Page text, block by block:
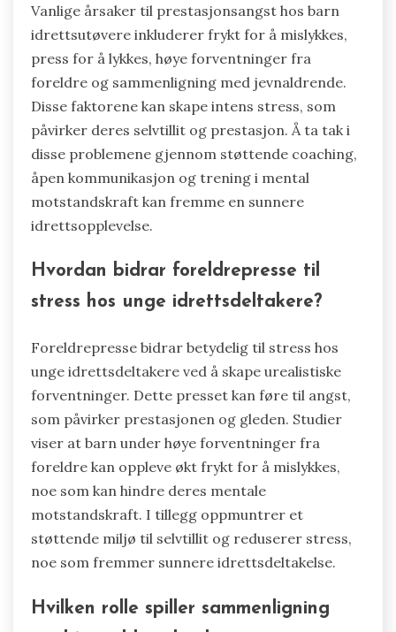
Vanlige årsaker til prestasjonsangst hos barn
idrettsutøvere inkluderer frykt for å mislykkes,
press for å lykkes, høye forventninger fra
foreldre og sammenligning med jevnaldrende.
Disse faktorene kan skape intens stress, som
påvirker deres selvtillit og prestasjon. Å ta tak i
disse problemene gjennom støttende coaching,
åpen kommunikasjon og trening i mental
motstandskraft kan fremme en sunnere
idrettsopplevelse.
Hvordan bidrar foreldrepresse til
stress hos unge idrettsdeltakere?
Foreldrepresse bidrar betydelig til stress hos
unge idrettsdeltakere ved å skape urealistiske
forventninger. Dette presset kan føre til angst,
som påvirker prestasjonen og gleden. Studier
viser at barn under høye forventninger fra
foreldre kan oppleve økt frykt for å mislykkes,
noe som kan hindre deres mentale
motstandskraft. I tillegg oppmuntrer et
støttende miljø til selvtillit og reduserer stress,
noe som fremmer sunnere idrettsdeltakelse.
Hvilken rolle spiller sammenligning